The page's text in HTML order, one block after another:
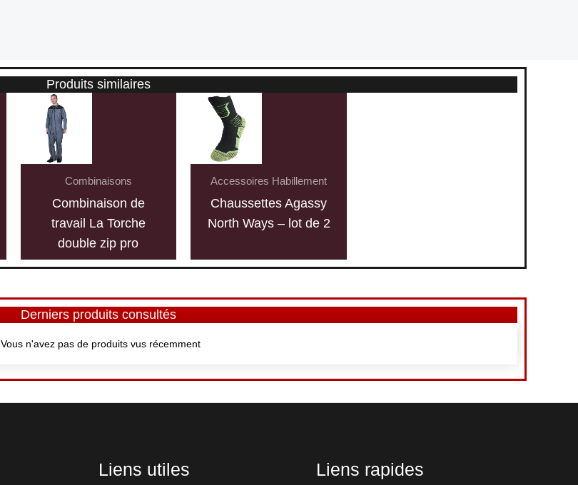
Produits similaires
Combinaisons
Combinaison de
travail La Torche
double zip pro
Accessoires Habillement
Chaussettes Agassy
North Ways – lot de 2
Derniers produits consultés
Vous n'avez pas de produits vus récemment
Liens utiles Liens rapides